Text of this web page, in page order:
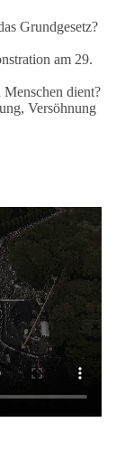
der
ein
und dazu
den Austritt
als
schaffen,
nato-
Grundgesetz?
am 29.
dient?
Versöhnung